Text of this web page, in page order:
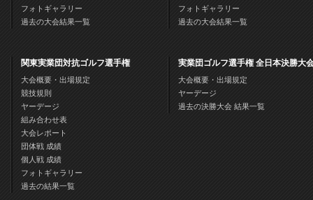
フォトギャラリー
過去の大会結果一覧
フォトギャラリー
過去の大会結果一覧
関東実業団対抗ゴルフ選手権
大会概要・出場規定
競技規則
ヤーデージ
組み合わせ表
大会レポート
団体戦 成績
個人戦 成績
フォトギャラリー
過去の結果一覧
実業団ゴルフ選手権 全日本決勝大
大会概要・出場規定
ヤーデージ
過去の決勝大会 結果一覧